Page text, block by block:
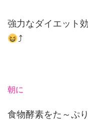
強力なダイエット
⤴
朝に
食物酵素をた～ぷ